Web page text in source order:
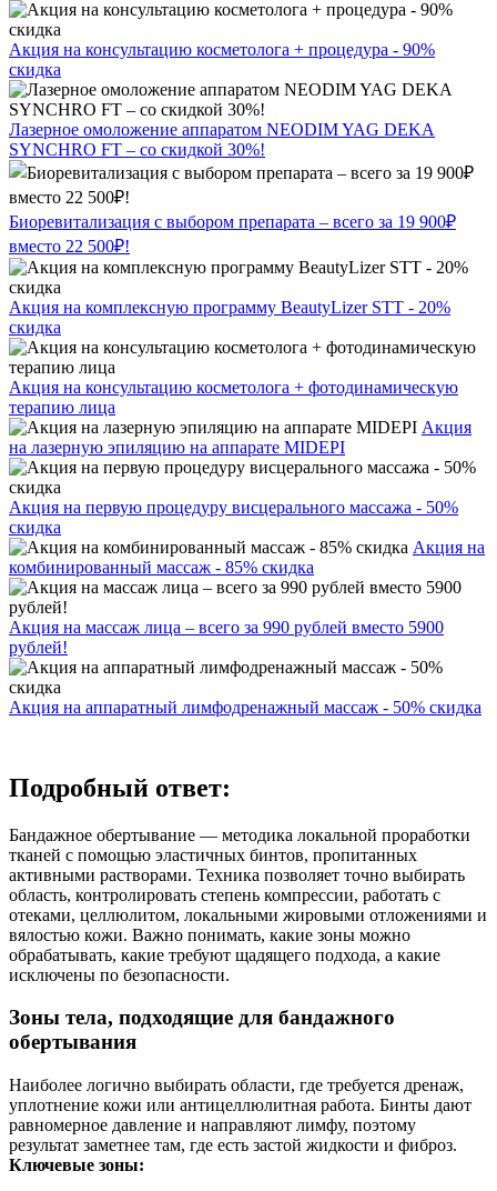
Акция на консультацию косметолога + процедура - 90%
скидка
Лазерное омоложение аппаратом NEODIM YAG DEKA
SYNCHRO FT – со скидкой 30%!
Биоревитализация с выбором препарата – всего за 19 900₽
вместо 22 500₽!
Акция на комплексную программу BeautyLizer STT - 20%
скидка
Акция на консультацию косметолога + фотодинамическую
терапию лица
Акция
на лазерную эпиляцию на аппарате MIDEPI
Акция на первую процедуру висцерального массажа - 50%
скидка
Акция на
комбинированный массаж - 85% скидка
Акция на массаж лица – всего за 990 рублей вместо 5900
рублей!
Акция на аппаратный лимфодренажный массаж - 50% скидка
Подробный ответ:
Бандажное обертывание — методика локальной проработки
тканей с помощью эластичных бинтов, пропитанных
активными растворами. Техника позволяет точно выбирать
область, контролировать степень компрессии, работать с
отеками, целлюлитом, локальными жировыми отложениями и
вялостью кожи. Важно понимать, какие зоны можно
обрабатывать, какие требуют щадящего подхода, а какие
исключены по безопасности.
Зоны тела, подходящие для бандажного
обертывания
Наиболее логично выбирать области, где требуется дренаж,
уплотнение кожи или антицеллюлитная работа. Бинты дают
равномерное давление и направляют лимфу, поэтому
результат заметнее там, где есть застой жидкости и фиброз.
Ключевые зоны: